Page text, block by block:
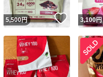
いね！
5,500円 いいね！
3,100円